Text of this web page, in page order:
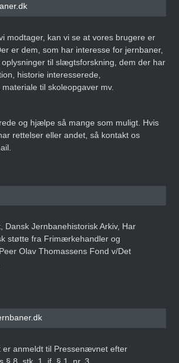
modtager, kan vi se at vores brugere er
er dem, som har interesse for jernbaner,
til slægtsforskning, dem der har
historie interesserede,
til skoleopgaver mv.
og hjælpe så mange som muligt. Hvis
rettelser eller andet, så kontakt os
Dansk Jernbanehistorisk Arkiv, Har
støtte fra Frimærkehandler og
Olav Thomassens Fond v/Det
er anmeldt til Pressenævnet efter